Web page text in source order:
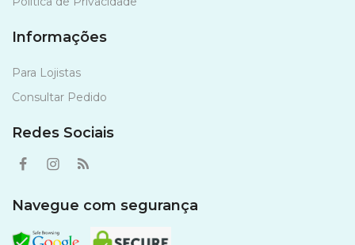
Informações
Para Lojistas
Consultar Pedido
Redes Sociais
Navegue com segurança